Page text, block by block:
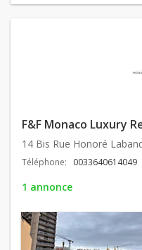
F&F Monaco Luxury
14 Bis Rue Honoré
Téléphone: 0033640614049
1 annonce